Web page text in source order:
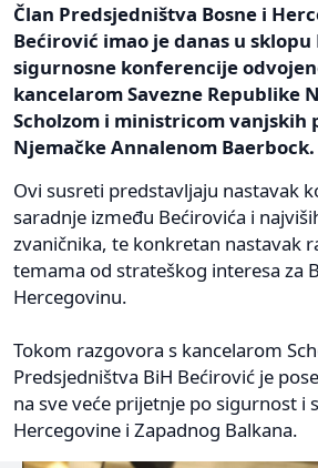
Član Predsjedništva Bosne i
Bećirović imao je danas u
sigurnosne konferencije
kancelarom Savezne Republike
Scholzom i ministricom vanjskih
Njemačke Annalenom Baerbock.
Ovi susreti predstavljaju nastavak
saradnje između Bećirovića i
zvaničnika, te konkretan nastavak
temama od strateškog interesa za
Hercegovinu.
Tokom razgovora s kancelarom
Predsjedništva BiH Bećirović je
na sve veće prijetnje po sigurnost i
Hercegovine i Zapadnog Balkana.